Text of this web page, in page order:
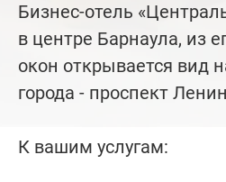
Бизнес-отель
в центре Барнаула, из
окон открывается вид
города - проспект
К вашим услугам: